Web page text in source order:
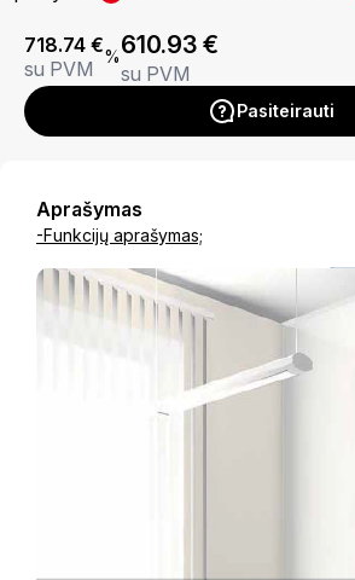
718.74 €
su PVM
%610.93 €
su PVM
Pasiteirauti
Aprašymas
-Funkcijų aprašymas;